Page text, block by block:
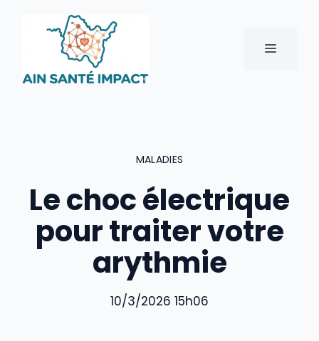
MENU
MALADIES
Le choc électrique
pour traiter votre
arythmie
10/3/2026 15h06